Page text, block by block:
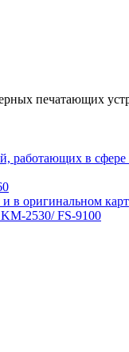
печатающих
в
в оригинальном
2530/ FS-9100